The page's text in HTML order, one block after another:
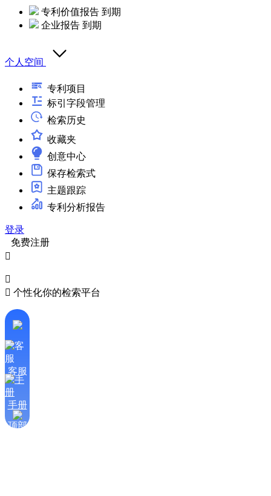
专利价值报告 到期
企业报告 到期
个人空间
专利项目
标引字段管理
检索历史
收藏夹
创意中心
保存检索式
主题跟踪
专利分析报告
登录
免费注册


 个性化你的检索平台
客服
手册
顶部